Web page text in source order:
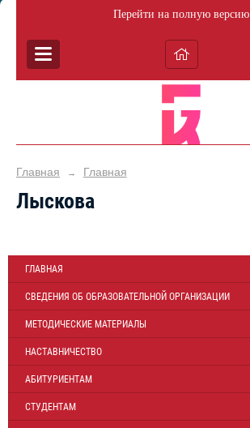
Перейти на полную версию
Главная → Главная
Лыскова
ГЛАВНАЯ
СВЕДЕНИЯ ОБ ОБРАЗОВАТЕЛЬНОЙ ОРГАНИЗАЦИИ
МЕТОДИЧЕСКИЕ МАТЕРИАЛЫ
НАСТАВНИЧЕСТВО
АБИТУРИЕНТАМ
СТУДЕНТАМ